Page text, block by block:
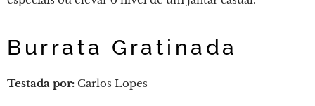
Burrata Gratinada
Testada por: Carlos Lopes